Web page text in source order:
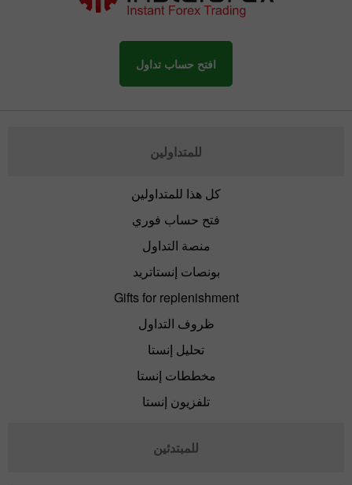
افتح حساب تداول
للمتداولين
كل هذا للمتداولين
فتح حساب فوري
منصة التداول
بونصات إنستاتريد
Gifts for replenishment
ظروف التداول
تحليل إنستا
مخططات إنستا
تلفزيون إنستا
للمبتدئين